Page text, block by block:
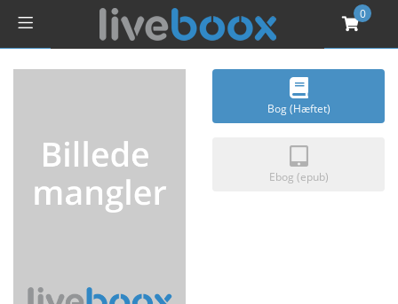
0
Bog (Hæftet)
Ebog (epub)